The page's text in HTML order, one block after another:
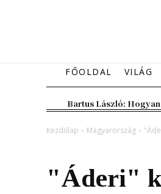
FŐOLDAL VILÁG
Bartus László:
Kezdőlap Magyarország
"Áderi"